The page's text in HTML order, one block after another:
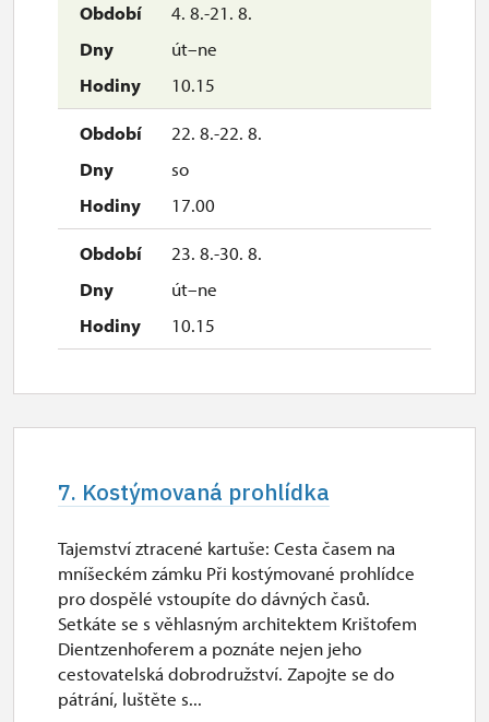
4. 8.-21. 8.
út–ne
10.15
22. 8.-22. 8.
so
17.00
23. 8.-30. 8.
út–ne
10.15
7. Kostýmovaná prohlídka
Tajemství ztracené kartuše: Cesta časem na
mníšeckém zámku Při kostýmované prohlídce
pro dospělé vstoupíte do dávných časů.
Setkáte se s věhlasným architektem Krištofem
Dientzenhoferem a poznáte nejen jeho
cestovatelská dobrodružství. Zapojte se do
pátrání, luštěte s...